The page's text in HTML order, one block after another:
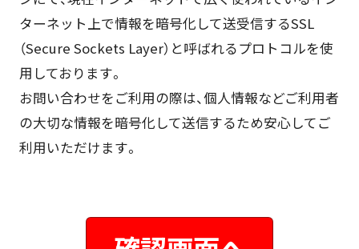
ターネット上で情報を暗号化して送受信するSSL
（Secure Sockets Layer）と呼ばれるプロトコルを使
用しております。
お問い合わせをご利用の際は、個人情報などご利用者
の大切な情報を暗号化して送信するため安心してご
利用いただけます。